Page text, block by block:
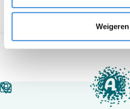
Weigeren
Terug naar het overzicht